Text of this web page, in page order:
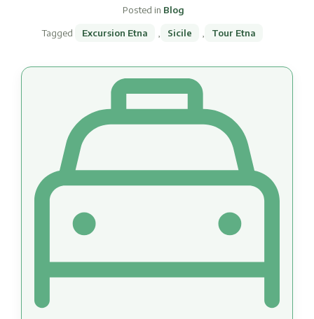
Posted in Blog
Tagged Excursion Etna Sicile Tour Etna